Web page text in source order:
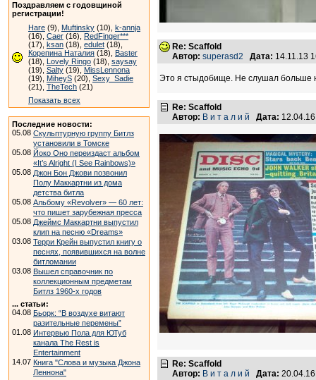
Поздравляем с годовщиной
регистрации!
Hare (9), Muftinsky (10), k-annja
(16), Caer (16), RedFinger***
(17), ksan (18), edulet (18),
Корепина Наталия (18), Baster
(18), Lovely Ringo (18), saysay
(19), Salty (19), MissLennona
(19), MiheyS (20), Sexy_Sadie
(21), TheTech (21)
Показать всех
Последние новости:
05.08 Скульптурную группу Битлз
установили в Томске
05.08 Йоко Оно переиздаст альбом
«It’s Alright (I See Rainbows)»
05.08 Джон Бон Джови позвонил
Полу Маккартни из дома
детства битла
05.08 Альбому «Revolver» — 60 лет:
что пишет зарубежная пресса
05.08 Джеймс Маккартни выпустил
клип на песню «Dreams»
03.08 Терри Крейн выпустил книгу о
песнях, появившихся на волне
битломании
03.08 Вышел справочник по
коллекционным предметам
Битлз 1960-х годов
... статьи:
04.08 Бьорк: “В воздухе витают
разительные перемены”
01.08 Интервью Пола для ЮТуб
канала The Rest is
Entertainment
14.07 Книга "Слова и музыка Джона
Леннона"
Re: Scaffold
Автор: superasd2 Дата: 14.11.13
Это я стыдобище. Не слушал больше
Re: Scaffold
Автор: В и т а л и й Дата:
Re: Scaffold
Автор: В и т а л и й Дата: